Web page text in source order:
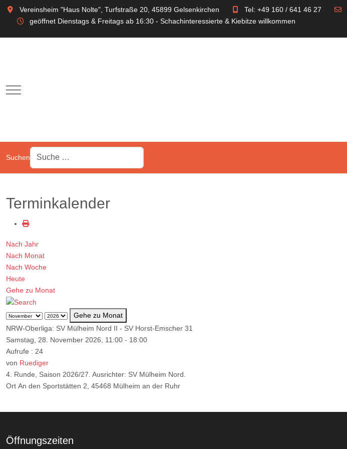
Vereinsheim "Haus Nolte", Turfstraße 20, 45899 Gelsenkirchen Tel: +49 160 / 641 46 27
geöffnet Dienstags & Freitags ab 16:30 - Schachinteressierte & Kiebitze willkommen
Mobile Menu Toggle
Suchen
Terminkalender
Nach Jahr
Nach Monat
Nach Woche
Heute
Gehe zu Monat
Gehe zu Monat
NRW-Oberliga: SV Mülheim Nord II - SV Horst-Emscher 31
Samstag, 28. November 2026, 11:00 - 18:00
Aufrufe : 24
von Ruediger
4. Runde, Saison 2026/27. Ausrichter: SV Mülheim Nord.
Ort An den Sportstätten 2, 45468 Mülheim an der Ruhr
Öffnungszeiten